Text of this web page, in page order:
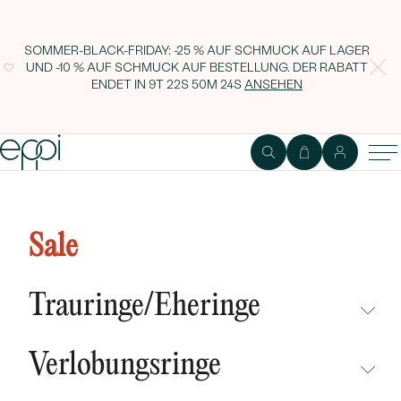
SOMMER-BLACK-FRIDAY: -25 % AUF SCHMUCK AUF LAGER
UND -10 % AUF SCHMUCK AUF BESTELLUNG. DER RABATT
ENDET IN 9T 22S 50M 23S ANSEHEN
Sale
Trauringe/Eheringe
NEUHEITEN
Verlobungsringe
Diamanten Joni